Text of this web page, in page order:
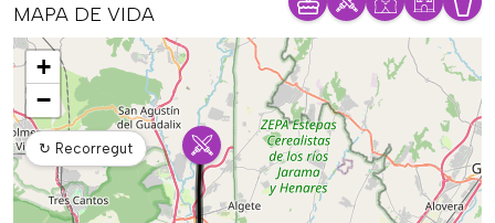
MAPA DE VIDA
Mapa
+
−
↻ Recorregut